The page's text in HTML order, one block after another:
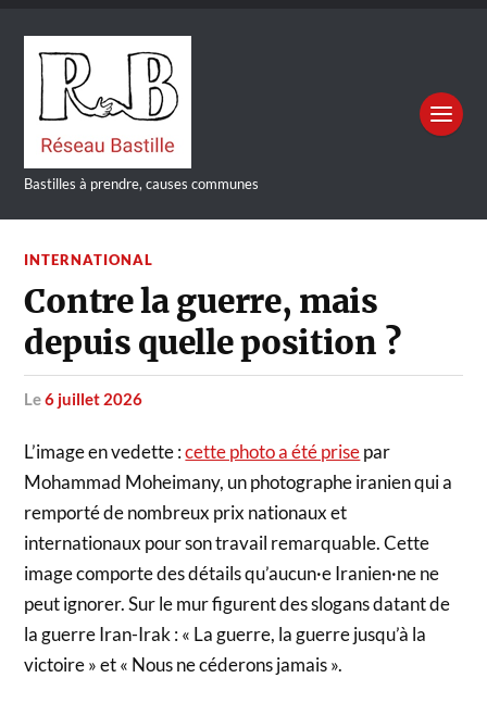
Bastilles à prendre, causes communes
INTERNATIONAL
Contre la guerre, mais
depuis quelle position ?
le6 juillet 2026
L’image en vedette :cette photo a été prisepar
Mohammad Moheimany, un photographe iranien qui a
remporté de nombreux prix nationaux et
internationaux pour son travail remarquable. Cette
image comporte des détails qu’aucun·e Iranien·ne ne
peut ignorer. Sur le mur figurent des slogans datant de
la guerre Iran-Irak : « La guerre, la guerre jusqu’à la
victoire » et « Nous ne céderons jamais ».